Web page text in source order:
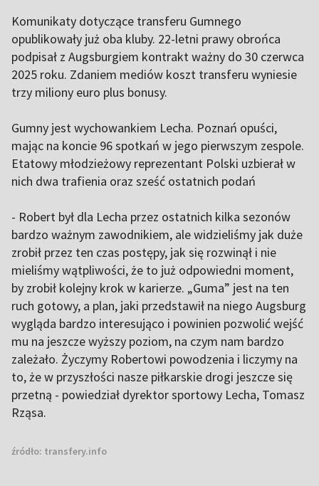
Komunikaty dotyczące transferu Gumnego
opublikowały już oba kluby. 22-letni prawy obrońca
podpisał z Augsburgiem kontrakt ważny do 30 czerwca
2025 roku. Zdaniem mediów koszt transferu wyniesie
trzy miliony euro plus bonusy.
Gumny jest wychowankiem Lecha. Poznań opuści,
mając na koncie 96 spotkań w jego pierwszym zespole.
Etatowy młodzieżowy reprezentant Polski uzbierał w
nich dwa trafienia oraz sześć ostatnich podań
- Robert był dla Lecha przez ostatnich kilka sezonów
bardzo ważnym zawodnikiem, ale widzieliśmy jak duże
zrobił przez ten czas postępy, jak się rozwinął i nie
mieliśmy wątpliwości, że to już odpowiedni moment,
by zrobił kolejny krok w karierze. „Guma” jest na ten
ruch gotowy, a plan, jaki przedstawił na niego Augsburg
wygląda bardzo interesująco i powinien pozwolić wejść
mu na jeszcze wyższy poziom, na czym nam bardzo
zależało. Życzymy Robertowi powodzenia i liczymy na
to, że w przyszłości nasze piłkarskie drogi jeszcze się
przetną - powiedział dyrektor sportowy Lecha, Tomasz
Rząsa.
źródło: transfery.info